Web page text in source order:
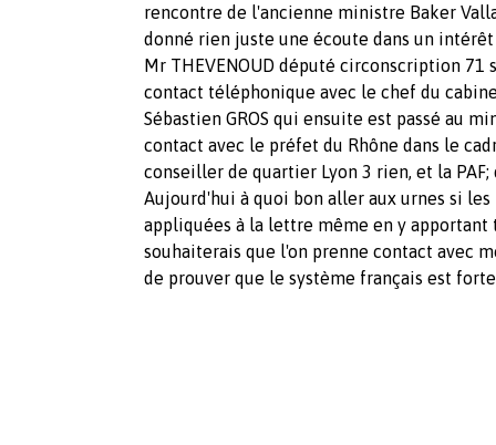
rencontre de l'ancienne ministre Baker
donné rien juste une écoute dans un
Mr THEVENOUD député circonscription 71
contact téléphonique avec le chef du
Sébastien GROS qui ensuite est passé au
contact avec le préfet du Rhône dans le
conseiller de quartier Lyon 3 rien, et la PAF;
Aujourd'hui à quoi bon aller aux urnes si les
appliquées à la lettre même en y apportant
souhaiterais que l'on prenne contact avec
de prouver que le système français est